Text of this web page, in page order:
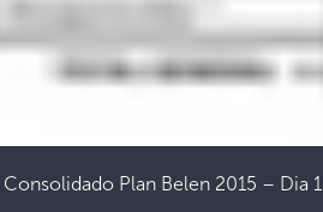
Consolidado Plan Belen 2015 – Dia 1